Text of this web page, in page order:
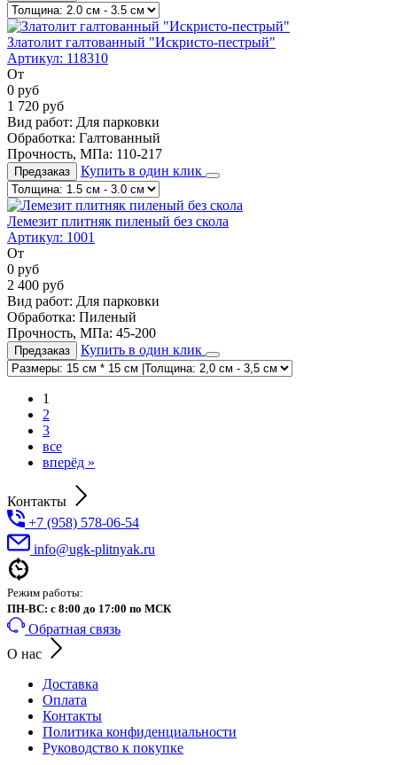
Златолит галтованный "Искристо-пестрый"
Артикул: 118310
От
0 руб
1 720 руб
Вид работ: Для парковки
Обработка: Галтованный
Прочность, МПа: 110-217
Предзаказ Купить в один клик
Лемезит плитняк пиленый без скола
Артикул: 1001
От
0 руб
2 400 руб
Вид работ: Для парковки
Обработка: Пиленый
Прочность, МПа: 45-200
Предзаказ Купить в один клик
1
2
3
все
вперёд »
Контакты
+7 (958) 578-06-54
info@ugk-plitnyak.ru
Режим работы:
ПН-ВС: с 8:00 до 17:00 по МСК
Обратная связь
О нас
Доставка
Оплата
Контакты
Политика конфиденциальности
Руководство к покупке